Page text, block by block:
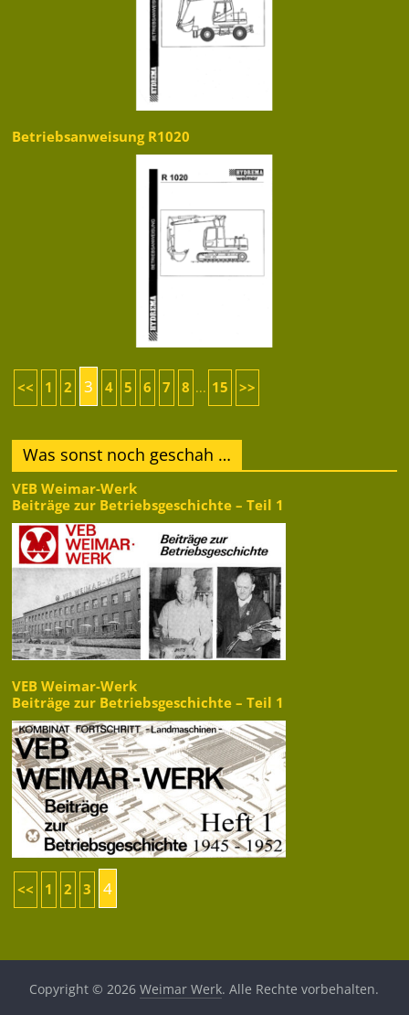
Betriebsanweisung R1020
<< 1 2 3 4 5 6 7 8 ... 15 >>
Was sonst noch geschah …
VEB Weimar-Werk
Beiträge zur Betriebsgeschichte – Teil 1
VEB Weimar-Werk
Beiträge zur Betriebsgeschichte – Teil 1
<< 1 2 3 4
Copyright © 2026Weimar Werk. Alle Rechte vorbehalten.